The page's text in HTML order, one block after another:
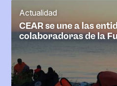
CEAR se une a las
colaboradoras de la
Actualidad